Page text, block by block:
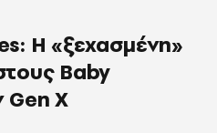
Η «ξεχασμένη»
Baby
Gen X